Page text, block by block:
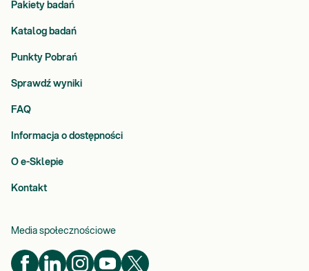
Pakiety badań
Katalog badań
Punkty Pobrań
Sprawdź wyniki
FAQ
Informacja o dostępności
O e-Sklepie
Kontakt
Media społecznościowe